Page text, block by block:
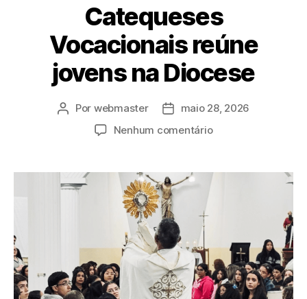
Catequeses
Vocacionais reúne
jovens na Diocese
Por webmaster
maio 28, 2026
Nenhum comentário